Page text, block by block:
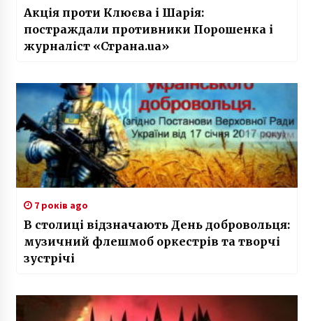
Акція проти Клюєва і Шарія:
постраждали противники Порошенка і
журналіст «Страна.ua»
7 років ago
В столиці відзначають День добровольця:
музичний флешмоб оркестрів та творчі
зустрічі